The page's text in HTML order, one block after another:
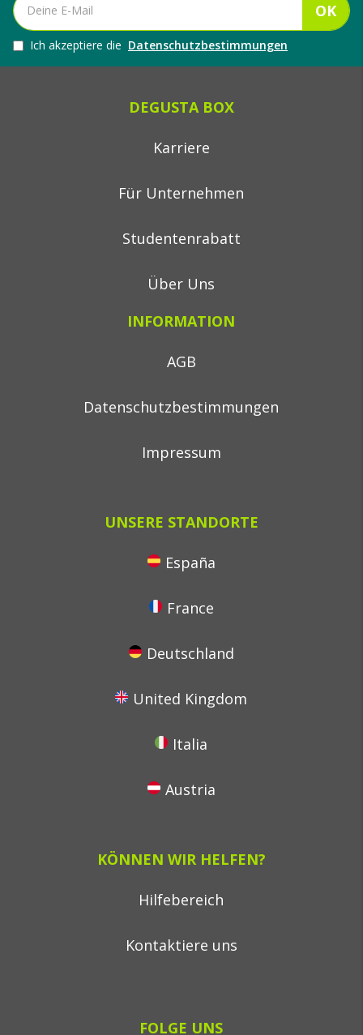
OK
Ich akzeptiere die Datenschutzbestimmungen
DEGUSTA BOX
Karriere
Für Unternehmen
Studentenrabatt
Über Uns
INFORMATION
AGB
Datenschutzbestimmungen
Impressum
UNSERE STANDORTE
España
France
Deutschland
United Kingdom
Italia
Austria
KÖNNEN WIR HELFEN?
Hilfebereich
Kontaktiere uns
FOLGE UNS